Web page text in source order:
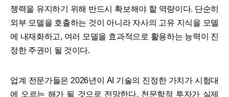
쟁력을 유지하기 위해 반드시 확보해야 할 역량이다. 단순히
외부 모델을 호출하는 것이 아니라 자사의 고유 지식을 모델
에 내재화하고, 여러 모델을 효과적으로 활용하는 능력이 진
정한 주권이 될 것이다.
업계 전문가들은 2026년이 AI 기술의 진정한 가치가 시험대
에 오르는 해가 될 것으로 전망한다. 천문학적 투자가 실제